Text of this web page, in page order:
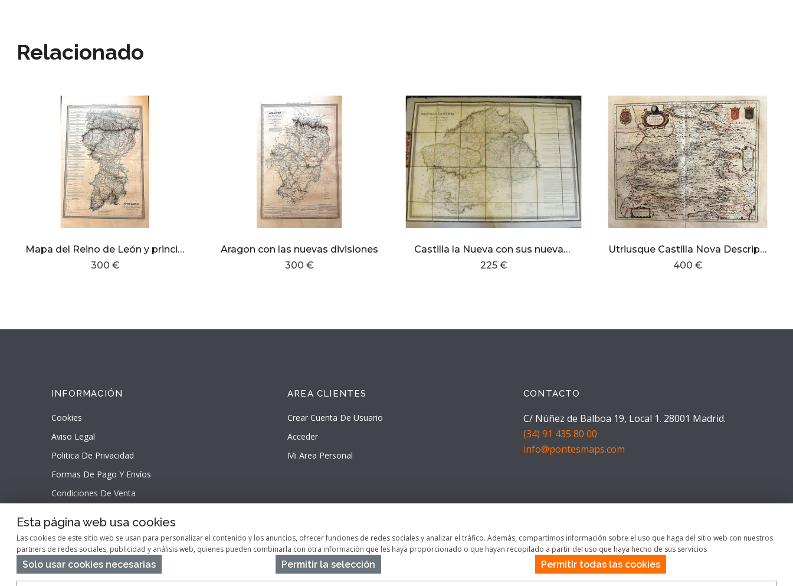
Relacionado
Mapa del Reino de León y principado de Asturias con las nuevas divisiones
300 €
Aragon con las nuevas divisiones
300 €
Castilla la Nueva con sus nuevas divisiones
225 €
Utriusque Castilla Nova Descriptio
400 €
INFORMACIÓN
Cookies
Aviso Legal
Politica De Privacidad
Formas De Pago Y Envíos
Condiciones De Venta
AREA CLIENTES
Crear Cuenta De Usuario
Acceder
Mi Area Personal
CONTACTO
C/ Núñez de Balboa 19, Local 1. 28001 Madrid.
(34) 91 435 80 00
info@pontesmaps.com
Esta página web usa cookies
Las cookies de este sitio web se usan para personalizar el contenido y los anuncios, ofrecer funciones de redes sociales y analizar el tráfico. Además, compartimos información sobre el uso que haga del sitio web con nuestros
partners de redes sociales, publicidad y análisis web, quienes pueden combinarla con otra información que les haya proporcionado o que hayan recopilado a partir del uso que haya hecho de sus servicios
Solo usar cookies necesarias Permitir la selección Permitir todas las cookies